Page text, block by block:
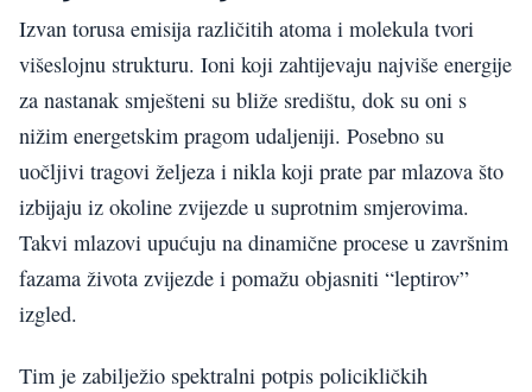
Izvan torusa emisija različitih atoma i molekula tvori
višeslojnu strukturu. Ioni koji zahtijevaju najviše energije
za nastanak smješteni su bliže središtu, dok su oni s
nižim energetskim pragom udaljeniji. Posebno su
uočljivi tragovi željeza i nikla koji prate par mlazova što
izbijaju iz okoline zvijezde u suprotnim smjerovima.
Takvi mlazovi upućuju na dinamične procese u završnim
fazama života zvijezde i pomažu objasniti “leptirov”
izgled.
Tim je zabilježio spektralni potpis policikličkih